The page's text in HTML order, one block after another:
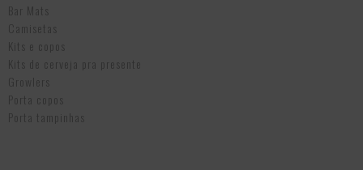
Bar Mats
Camisetas
Kits e copos
Kits de cerveja pra presente
Growlers
Porta copos
Porta tampinhas